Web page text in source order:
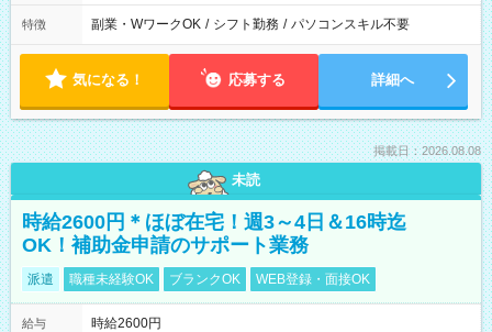
特徴 副業・WワークOK / シフト勤務 / パソコンスキル不要
気になる！ 応募する 詳細へ
掲載日：2026.08.08
未読
時給2600円＊ほぼ在宅！週3～4日＆16時迄
OK！補助金申請のサポート業務
派遣 職種未経験OK ブランクOK WEB登録・面接OK
給与
時給2600円